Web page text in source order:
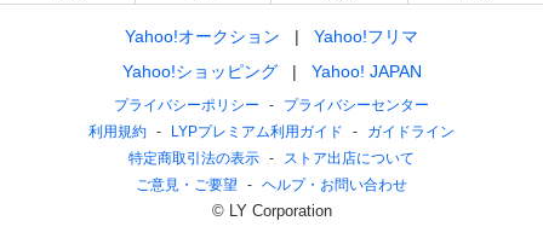
Yahoo!オークション
Yahoo!フリマ
Yahoo!ショッピング
Yahoo! JAPAN
プライバシーポリシー
プライバシーセンター
利用規約
LYPプレミアム利用ガイド
ガイドライン
特定商取引法の表示
ストア出店について
ご意見・ご要望
ヘルプ・お問い合わせ
© LY Corporation